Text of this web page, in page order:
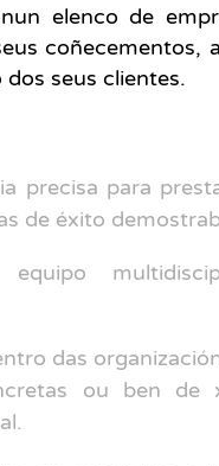
elenco de
coñecementos,
seus clientes.
precisa para
de éxito
das
ou ben de